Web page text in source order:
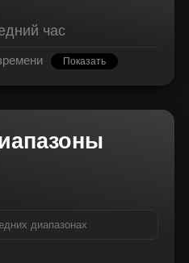
час
Показать